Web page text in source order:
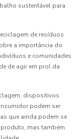
sustentável para
de resíduos
a importância do
e comunidades
de agir em prol da
dispositivos
podem ser
que ainda podem se
mas também